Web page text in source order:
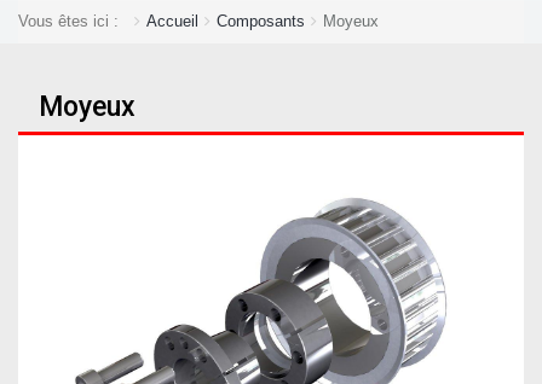
Vous êtes ici : Accueil Composants Moyeux
Moyeux